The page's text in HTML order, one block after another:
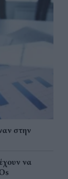
στην
να